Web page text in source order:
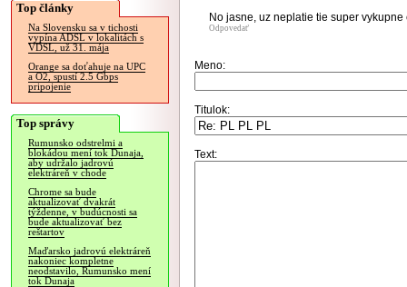
Top články
Na Slovensku sa v tichosti
vypína ADSL v lokalitách s
VDSL, už 31. mája
Orange sa doťahuje na UPC
a O2, spustí 2.5 Gbps
pripojenie
Top správy
Rumunsko odstrelmi a
blokádou mení tok Dunaja,
aby udržalo jadrovú
elektráreň v chode
Chrome sa bude
aktualizovať dvakrát
týždenne, v budúcnosti sa
bude aktualizovať bez
reštartov
Maďarsko jadrovú elektráreň
nakoniec kompletne
neodstavilo, Rumunsko mení
tok Dunaja
No jasne, uz neplatie tie super
Odpovedať
Meno:
Titulok:
Text: